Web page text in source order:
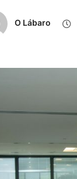
O Lábaro